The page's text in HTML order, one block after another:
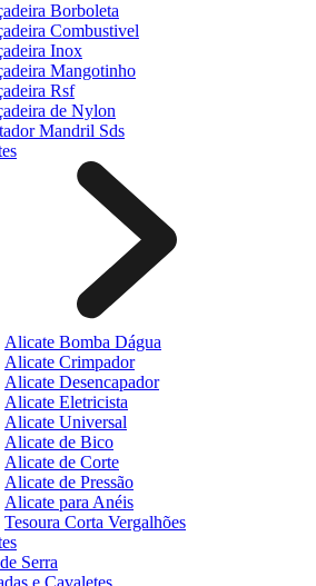
Borboleta
Combustivel
Inox
Mangotinho
Rsf
de Nylon
Mandril Sds
Alicate Bomba Dágua
Alicate Crimpador
Alicate Desencapador
Alicate Eletricista
Alicate Universal
Alicate de Bico
Alicate de Corte
Alicate de Pressão
Alicate para Anéis
Tesoura Corta Vergalhões
Serra
e Cavaletes